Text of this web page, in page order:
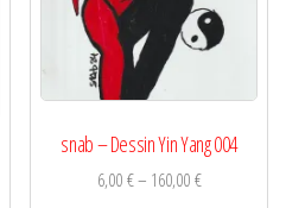
snab – Dessin Yin Yang 004
6,00€– 160,00€